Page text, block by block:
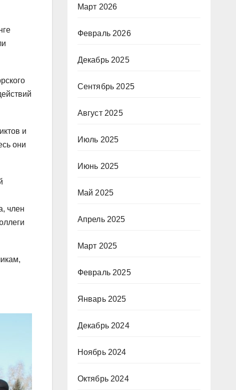
и
они
член
Март 2026
Февраль 2026
Декабрь 2025
Сентябрь 2025
Август 2025
Июль 2025
Июнь 2025
Май 2025
Апрель 2025
Март 2025
Февраль 2025
Январь 2025
Декабрь 2024
Ноябрь 2024
Октябрь 2024